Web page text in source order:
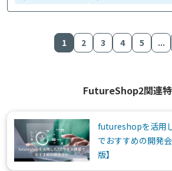
1 2 3 4 5 ...
FutureShop2関連
futureshopを活用
でおすすめの開発
版】